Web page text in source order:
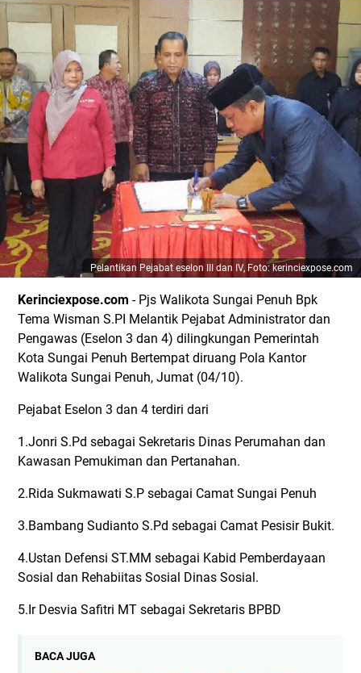
Pelantikan Pejabat eselon III dan IV, Foto: kerinciexpose.com
Kerinciexpose.com - Pjs Walikota Sungai Penuh Bpk
Tema Wisman S.PI Melantik Pejabat Administrator dan
Pengawas (Eselon 3 dan 4) dilingkungan Pemerintah
Kota Sungai Penuh Bertempat diruang Pola Kantor
Walikota Sungai Penuh, Jumat (04/10).
Pejabat Eselon 3 dan 4 terdiri dari
1.Jonri S.Pd sebagai Sekretaris Dinas Perumahan dan
Kawasan Pemukiman dan Pertanahan.
2.Rida Sukmawati S.P sebagai Camat Sungai Penuh
3.Bambang Sudianto S.Pd sebagai Camat Pesisir Bukit.
4.Ustan Defensi ST.MM sebagai Kabid Pemberdayaan
Sosial dan Rehabiitas Sosial Dinas Sosial.
5.Ir Desvia Safitri MT sebagai Sekretaris BPBD
BACA JUGA